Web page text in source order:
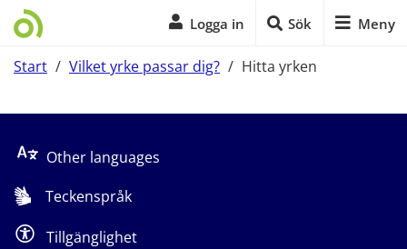
Logga in Sök Meny
Start / Vilket yrke passar dig? / Hitta yrken
Other languages
Teckenspråk
Tillgänglighet